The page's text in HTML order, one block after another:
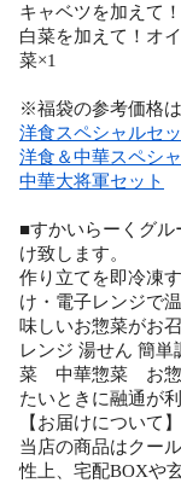
キャベツを加えて
白菜を加えて！オ
菜×1
※福袋の参考価格
洋食スペシャルセ
洋食＆中華スペシ
中華大将軍セット
■すかいらーくグ
け致します。
作り立てを即冷凍
け・電子レンジで
味しいお惣菜がお
レンジ 湯せん 簡
菜 中華惣菜 お惣
たいときに融通が利
【お届けについて】
当店の商品はクー
性上、宅配BOXや